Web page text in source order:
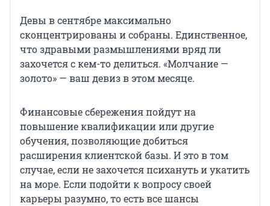
Девы в сентябре максимально
сконцентрированы и собраны. Единственное,
что здравыми размышлениями вряд ли
захочется с кем-то делиться. «Молчание —
золото» — ваш девиз в этом месяце.
Финансовые сбережения пойдут на
повышение квалификации или другие
обучения, позволяющие добиться
расширения клиентской базы. И это в том
случае, если не захочется психануть и укатить
на море. Если подойти к вопросу своей
карьеры разумно, то есть все шансы